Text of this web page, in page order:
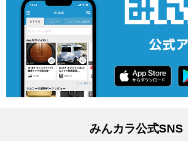
みんカラ公式SNS